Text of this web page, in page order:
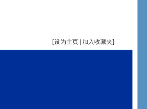
[设为主页 加入收藏夹]